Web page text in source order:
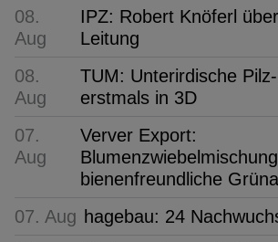
08.
Aug
IPZ: Robert Knöferl
Leitung
08.
Aug
TUM: Unterirdische
erstmals in 3D
07.
Aug
Verver Export:
bienenfreundliche
07. Aug hagebau: 24